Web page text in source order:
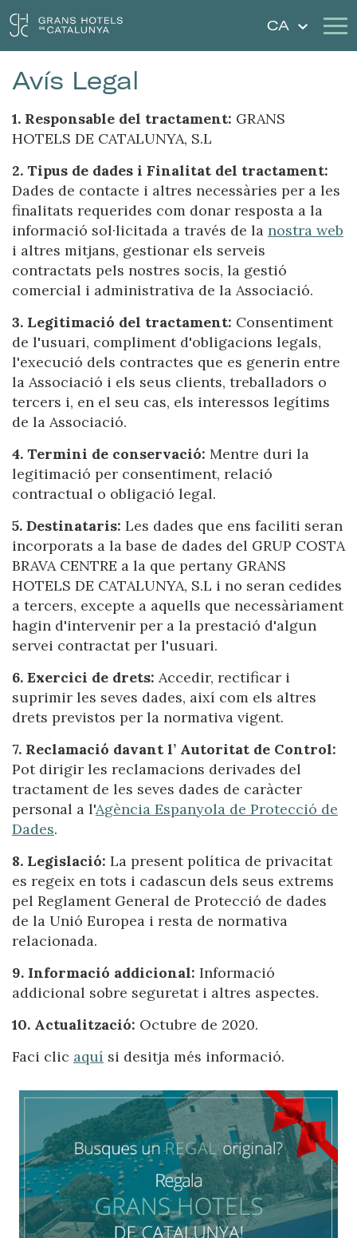
CA
Els Nostres Hotels
Casaments
Descobreix Catalunya Contacte
La meva reserva
Inicia sessió Crear compte
Ubicació/nom de l'hotel
Avís Legal
1. Responsable del tractament: GRANS
HOTELS DE CATALUNYA, S.L
2. Tipus de dades i Finalitat del tractament:
Dades de contacte i altres necessàries per a les
finalitats requerides com donar resposta a la
informació sol·licitada a través de la nostra web
i altres mitjans, gestionar els serveis
contractats pels nostres socis, la gestió
comercial i administrativa de la Associació.
3. Legitimació del tractament: Consentiment
de l'usuari, compliment d'obligacions legals,
l'execució dels contractes que es generin entre
la Associació i els seus clients, treballadors o
tercers i, en el seu cas, els interessos legítims
de la Associació.
4. Termini de conservació: Mentre duri la
legitimació per consentiment, relació
contractual o obligació legal.
5. Destinataris: Les dades que ens faciliti seran
incorporats a la base de dades del GRUP COSTA
BRAVA CENTRE a la que pertany GRANS
HOTELS DE CATALUNYA, S.L i no seran cedides
a tercers, excepte a aquells que necessàriament
hagin d'intervenir per a la prestació d'algun
servei contractat per l'usuari.
6. Exercici de drets: Accedir, rectificar i
suprimir les seves dades, així com els altres
drets previstos per la normativa vigent.
7. Reclamació davant l’ Autoritat de Control:
Pot dirigir les reclamacions derivades del
tractament de les seves dades de caràcter
personal a l'Agència Espanyola de Protecció de
Dades.
8. Legislació: La present política de privacitat
es regeix en tots i cadascun dels seus extrems
pel Reglament General de Protecció de dades
de la Unió Europea i resta de normativa
relacionada.
9. Informació addicional: Informació
addicional sobre seguretat i altres aspectes.
10. Actualització: Octubre de 2020.
Faci clic aquí si desitja més informació.
Modificar cookies
Tècniques i funcionals
informació amb la finalitat de millorar els nostres serveis.
Si continua navegant, suposa l'acceptació de la instal·lació
de les mateixes. L'usuari té la possibilitat de configurar el
navegador podent, si així ho desitja, impedir que siguin
instal·lades al disc dur, encara que haurà de tenir en
compte que aquesta acció podrà ocasionar dificultats de
navegació de la pàgina web.
Analítiques i personalització
Permeten fer el seguiment i l'anàlisi del comportament
dels usuaris d'aquest lloc web. La informació recollida
mitjançant aquest tipus de cookies s'utilitza en el
mesurament de l'activitat del web per a l'elaboració de
perfils de navegació dels usuaris per introduir millores en
servei. Permeten desar la informació de preferència de
l'usuari per millorar la qualitat dels nostres serveis i oferir
una millor experiència a través de productes recomanats.
Marketing i publicitat
Aquestes cookies són utilitzades per emmagatzemar
de l'usuari a través de l'observació continuada dels seus
hàbits de navegació. Gràcies a elles, podem conèixer els
hàbits de navegació al lloc web i mostrar publicitat
relacionada amb el perfil de navegació de l'usuari.